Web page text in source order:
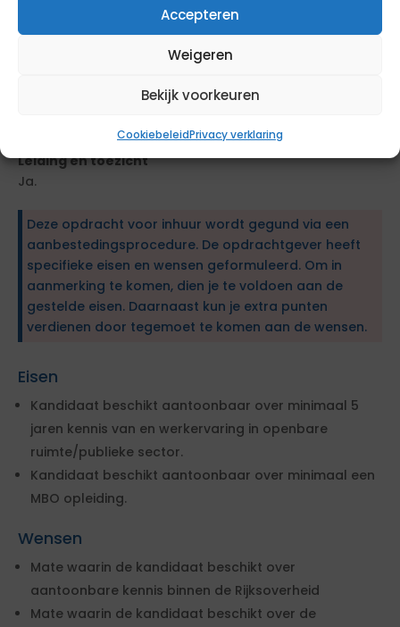
Accepteren
Weigeren
Bekijk voorkeuren
CookiebeleidPrivacy verklaring
We helpen elkaar waar nodig en bewaken dat er voor
iedereen een prettige en veilige sfeer is om samen te
werken en waar ruimte is voor een kritische noot om
als cluster te leren en verder te ontwikkelen. Een cluster
waar medewerkers trots & tevreden zijn en staan voor
hetgeen wat ze doen.
Leiding en toezicht
Ja.
Deze opdracht voor inhuur wordt gegund via een
aanbestedingsprocedure. De opdrachtgever heeft
specifieke eisen en wensen geformuleerd. Om in
aanmerking te komen, dien je te voldoen aan de
gestelde eisen. Daarnaast kun je extra punten
verdienen door tegemoet te komen aan de wensen.
Eisen
Kandidaat beschikt aantoonbaar over minimaal 5
jaren kennis van en werkervaring in openbare
ruimte/publieke sector.
Kandidaat beschikt aantoonbaar over minimaal een
MBO opleiding.
Wensen
Mate waarin de kandidaat beschikt over
aantoonbare kennis binnen de Rijksoverheid
Mate waarin de kandidaat beschikt over de